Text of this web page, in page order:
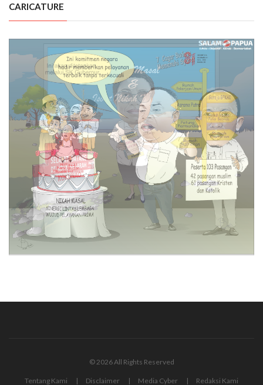
CARICATURE
© 2026 All Rights Reserved
Tentang Kami Disclaimer Media Cyber Redaksi Kami